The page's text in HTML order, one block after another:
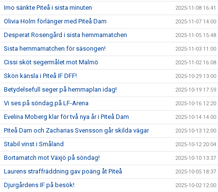
Imo sänkte Piteå i sista minuten 2025-11-08 16:41
Olivia Holm förlänger med Piteå Dam 2025-11-07 14:00
Desperat Rosengård i sista hemmamatchen 2025-11-05 15:48
Sista hemmamatchen för säsongen! 2025-11-03 11:00
Cissi sköt segermålet mot Malmö 2025-11-02 16:08
Skön känsla i Piteå IF DFF! 2025-10-29 13:00
Betydelsefull seger på hemmaplan idag! 2025-10-19 17:59
Vi ses på söndag på LF-Arena 2025-10-16 12:20
Evelina Moberg klar för två nya år i Piteå Dam 2025-10-14 14:00
Piteå Dam och Zacharias Svensson går skilda vägar 2025-10-13 12:00
Stabil vinst i Småland 2025-10-12 20:04
Bortamatch mot Växjö på söndag! 2025-10-10 13:37
Laurens straffräddning gav poäng åt Piteå 2025-10-05 18:37
Djurgårdens IF på besök! 2025-10-02 12:00